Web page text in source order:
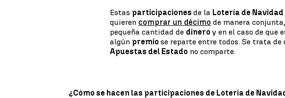
Estas participacionesde la Lotería de Navidad
quieren comprar un décimo de manera
pequeña cantidad de dineroy en el caso de que
algún premiose reparte entre todos. Se trata de
Apuestas del Estado no comparte.
¿Cómo se hacen las participaciones de Lotería de